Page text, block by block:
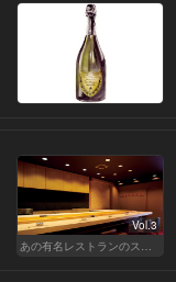
Vol.3
あの有名レストランのスタッフが薦める名店 〜メートル・ド・テル 小野寺 透（コンラッド東京）〜